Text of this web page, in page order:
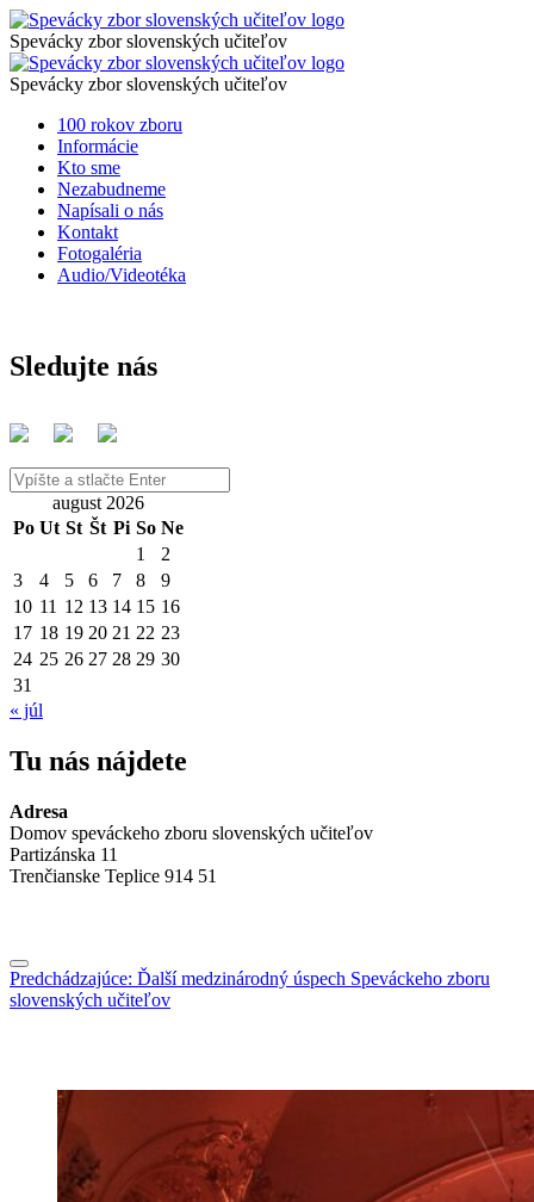
Galavečer
udeľovania
Cien
sv.
Gorazda
2026
Spevácky
zbor
Spevácky
slovenských
Spevácky zbor slovenských učiteľov
Galavečer
udeľovania
Cien
sv.
Gorazda
2026
Spevácky
slovenských
učiteľov
Spevácky
Spevácky zbor slovenských učiteľov
Preskočiť
obsah
100 rokov zboru
Informácie
Kto sme
Nezabudneme
Napísali o nás
Kontakt
Fotogaléria
Audio/Videotéka
Sledujte nás
Vyhľadávanie
august 2026
Po Ut St Št Pi So Ne
1
2
3
4 5 6 7 8
9
10 11 12 13 14 15 16
17 18 19 20 21 22 23
24 25 26 27 28 29 30
31
« júl
Tu nás nájdete
Adresa
Domov speváckeho zboru slovenských učiteľov
Partizánska 11
Trenčianske Teplice 914 51
Jedálny
lístok
Navigácia
v
Predchádzajúce: Ďalší medzinárodný úspech Speváckeho zboru
slovenských učiteľov